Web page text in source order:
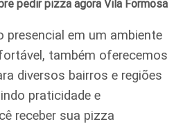
pedir pizza agora Vila Formosa
presencial em um ambiente
também oferecemos
diversos bairros e regiões
praticidade e
receber sua pizza